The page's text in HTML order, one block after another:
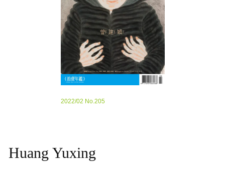
2022/02 No.205
Huang Yuxing